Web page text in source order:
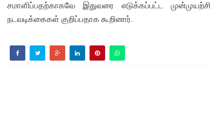
சமாளிப்பதற்காகவே இதுவரை எடுக்கப்பட்ட முன்முயற்சி
நடவடிக்கைகள் குறிப்பதாக கூறினார்.